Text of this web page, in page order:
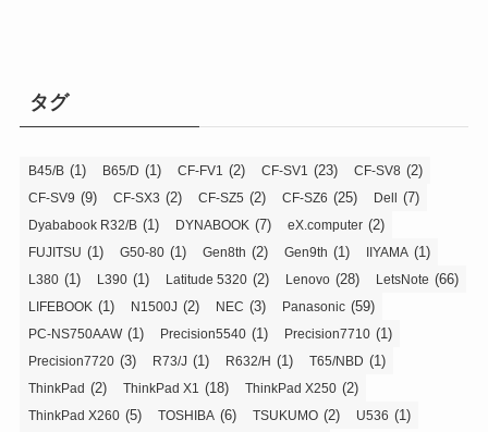
タグ
B45/B (1) B65/D (1) CF-FV1 (2) CF-SV1 (23) CF-SV8 (2)
CF-SV9 (9) CF-SX3 (2) CF-SZ5 (2) CF-SZ6 (25) Dell (7)
Dyababook R32/B (1) DYNABOOK (7) eX.computer (2)
FUJITSU (1) G50-80 (1) Gen8th (2) Gen9th (1) IIYAMA (1)
L380 (1) L390 (1) Latitude 5320 (2) Lenovo (28) LetsNote (66)
LIFEBOOK (1) N1500J (2) NEC (3) Panasonic (59)
PC-NS750AAW(1) Precision5540 (1) Precision7710 (1)
Precision7720 (3) R73/J (1) R632/H (1) T65/NBD (1)
ThinkPad (2) ThinkPad X1 (18) ThinkPad X250 (2)
ThinkPad X260 (5) TOSHIBA (6) TSUKUMO (2) U536 (1)